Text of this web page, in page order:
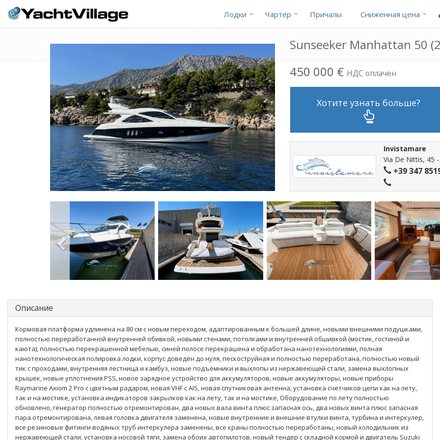
Лодки Чартер Причалы Cниженная цена
Sunseeker Manhattan 50
450 000 € НДС оплачен
Хотите узнать больше?
Invistamare
Via De Nittis, 45
+39 347
Описание
Кормовая платформа удлинена на 80 см с новым переходом, адаптированным к большей длине, новыми внешними подушками,
полностью переработанной внутренней обивкой, новыми стенами, потолками и внутренней обшивкой (мостик, гостиной и
каюта), полностью перекрашенной мебелью, синей полосе перекрашена и обработана нанотехнологиями, полная
нанотехнологическая полировка лодки, корпус доведён до нуля, пескоструйная и полностью переработана, полностью новый
тик с проходами, внутренняя лестница и камбуз, новые подъёмники и выхлопы из нержавеющей стали, замена выхлопных
крышек, новые уплотнения PSS, новое зарядное устройство для аккумуляторов, новые аккумуляторы, новые приборы
Raymarine Axiom 2 Pro с цветным радаром, новая VHF с AIS, новая спутниковая антенна, установка счетчиков цепи как на лету,
так и на мостике, установка индикаторов закрылков как на лету, так и на мостике, Оборудование по лету полностью
обновлено, генератор полностью отремонтирован, два новых вала винта плюс запасная ось, два новых винта плюс запасная
пара отремонтирована, левая головка двигателя заменена, новые внутренние и внешние втулки винта, турбина и интеркулер,
все резиновые фитинги водяных труб интеркулера заменены, все краны полностью переработаны, новый холодильник из
нержавеющей стали, установка носовой тяги, замена обоих автопилотов, новый тендер с складной кормой и двигатель Suzuki